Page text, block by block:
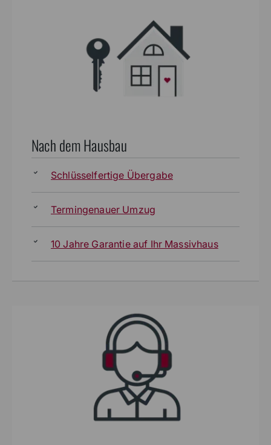
Nach dem Hausbau
Schlüsselfertige Übergabe
Termingenauer Umzug
10 Jahre Garantie auf Ihr Massivhaus